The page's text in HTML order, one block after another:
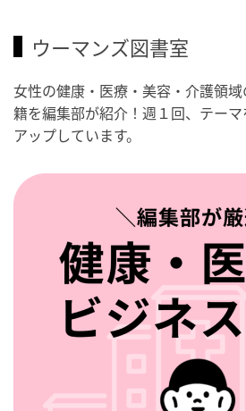
ウーマンズ図書室
女性の健康・医療・美容・介護領
籍を編集部が紹介！週１回、テー
アップしています。